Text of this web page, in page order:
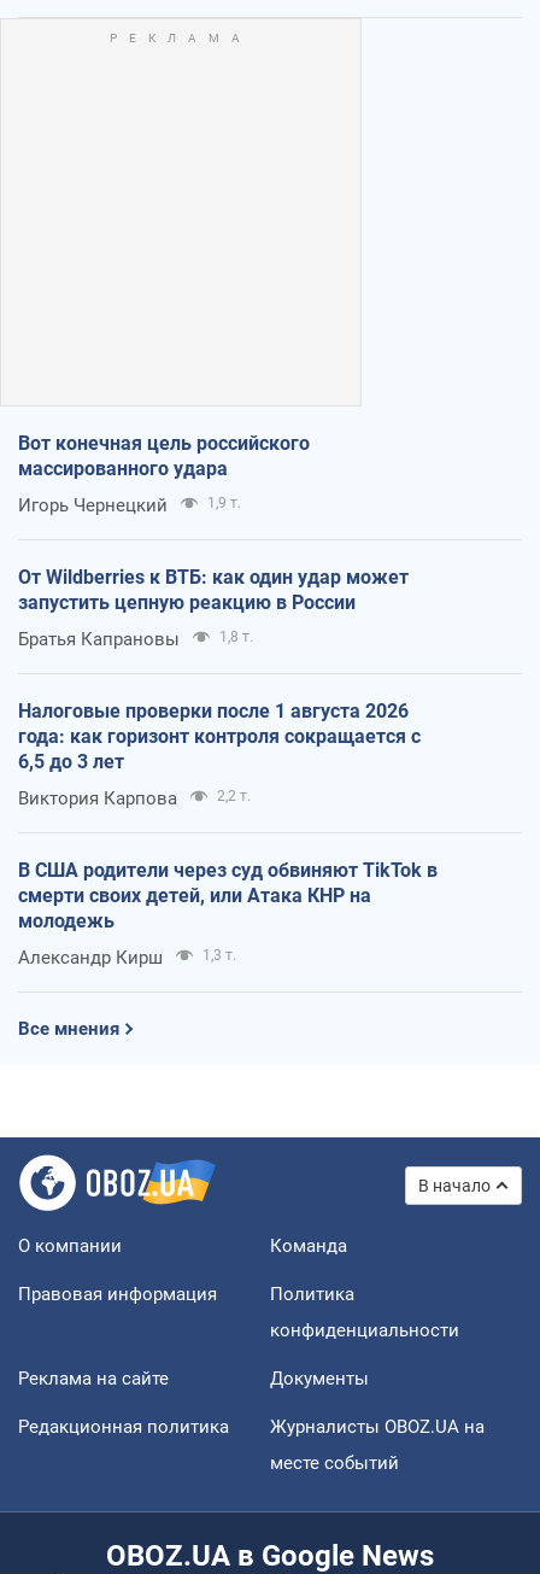
Вот конечная цель российского
массированного удара
Игорь Чернецкий 1,9 т.
От Wildberries к ВТБ: как один удар может
запустить цепную реакцию в России
Братья Капрановы 1,8 т.
Налоговые проверки после 1 августа 2026
года: как горизонт контроля сокращается с
6,5 до 3 лет
Виктория Карпова 2,2 т.
В США родители через суд обвиняют TikTok в
смерти своих детей, или Атака КНР на
молодежь
Александр Кирш 1,3 т.
Все мнения
В начало
О компании Команда
Правовая информация
Политика
конфиденциальности
Реклама на сайте Документы
Редакционная политика
Журналисты OBOZ.UA на
месте событий
OBOZ.UA в Google News